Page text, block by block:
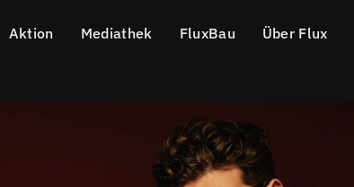
Aktion Mediathek FluxBau Über Flux